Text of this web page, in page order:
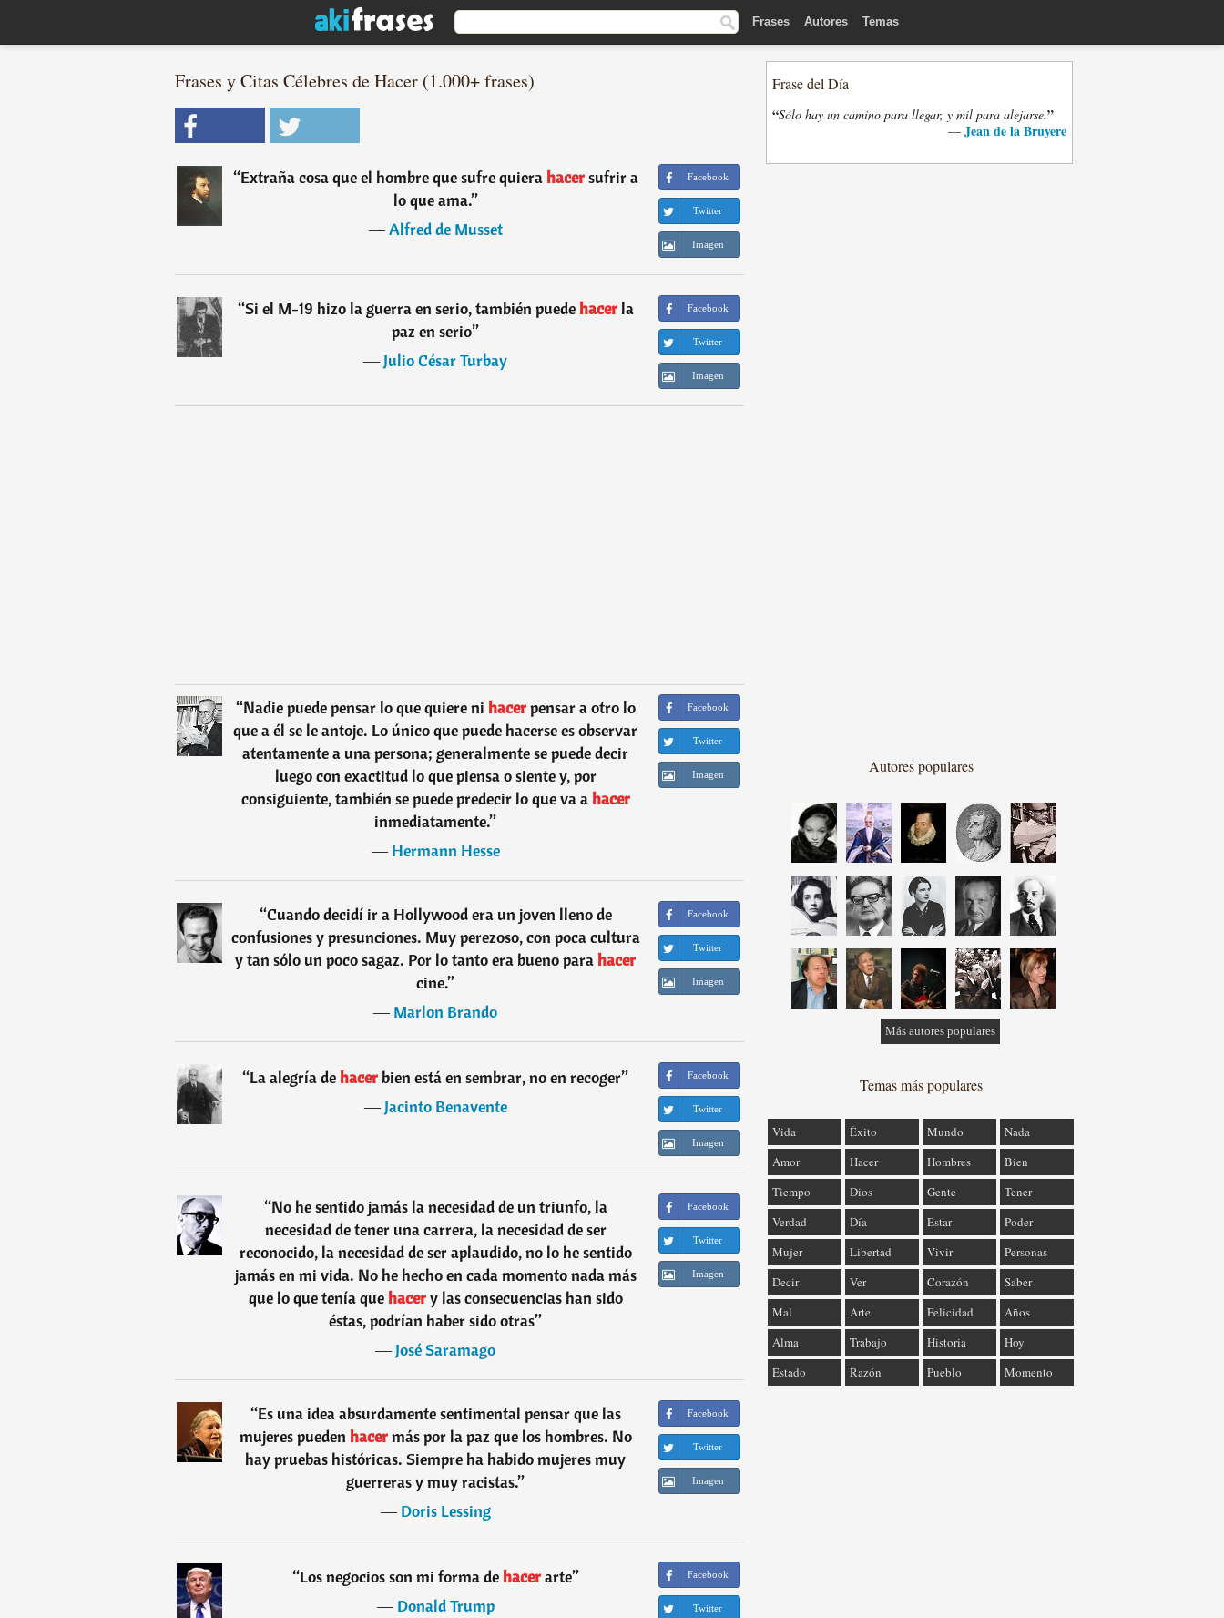
Frases Autores Temas
Frases y Citas Célebres de Hacer (1.000+ frases)
“Extraña cosa que el hombre que sufre quierahacersufrir a
lo que ama.”
―Alfred de Musset
Facebook
Twitter
Imagen
“Si el M-19 hizo la guerra en serio, también puedehacer la
paz en serio”
―Julio César Turbay
Facebook
Twitter
Imagen
“Nadie puede pensar lo que quiere ni hacerpensar a otro lo
que a él se le antoje. Lo único que puede hacerse es observar
atentamente a una persona; generalmente se puede decir
luego con exactitud lo que piensa o siente y, por
consiguiente, también se puede predecir lo que va ahacer
inmediatamente.”
―Hermann Hesse
Facebook
Twitter
Imagen
“Cuando decidí ir a Hollywood era un joven lleno de
confusiones y presunciones. Muy perezoso, con poca cultura
y tan sólo un poco sagaz. Por lo tanto era bueno para hacer
cine.”
―Marlon Brando
Facebook
Twitter
Imagen
“La alegría de hacer bien está en sembrar, no en recoger”
―Jacinto Benavente
Facebook
Twitter
Imagen
“No he sentido jamás la necesidad de un triunfo, la
necesidad de tener una carrera, la necesidad de ser
reconocido, la necesidad de ser aplaudido, no lo he sentido
jamás en mi vida. No he hecho en cada momento nada más
que lo que tenía quehacery las consecuencias han sido
éstas, podrían haber sido otras”
―José Saramago
Facebook
Twitter
Imagen
“Es una idea absurdamente sentimental pensar que las
mujeres pueden hacermás por la paz que los hombres. No
hay pruebas históricas. Siempre ha habido mujeres muy
guerreras y muy racistas.”
―Doris Lessing
Facebook
Twitter
Imagen
“Los negocios son mi forma dehacerarte”
―Donald Trump
Facebook
Twitter
Frase del Día
“Sólo hay un camino para llegar, y mil para alejarse.”
— Jean de la Bruyere
Autores populares
Más autores populares
Temas más populares
Vida Éxito Mundo
Nada
Amor
Hacer Hombres
Bien
Tiempo
Dios Gente
Tener
Verdad
Día Estar
Poder
Mujer
Libertad Vivir
Personas
Decir
Ver Corazón
Saber
Mal
Arte Felicidad
Años
Alma
Trabajo Historia
Hoy
Estado
Razón Pueblo Momento